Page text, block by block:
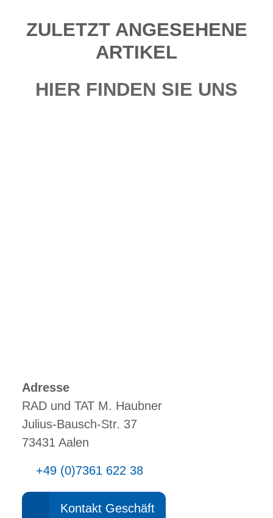
ZULETZT ANGESEHENE
ARTIKEL
HIER FINDEN SIE UNS
Adresse
RAD und TAT M. Haubner
Julius-Bausch-Str. 37
73431 Aalen
+49 (0)7361 622 38
Kontakt Geschäft